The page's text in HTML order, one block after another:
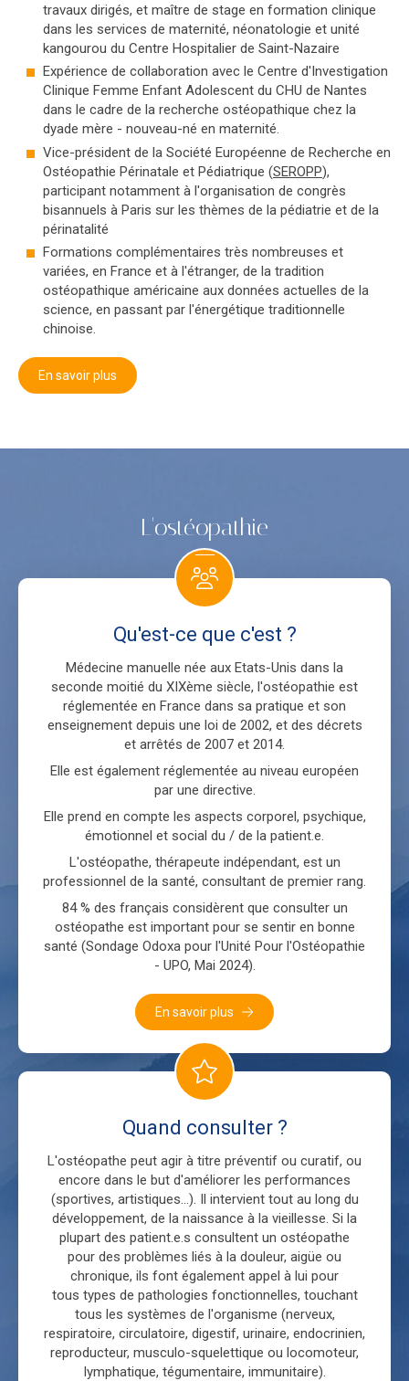
travaux dirigés, et maître de stage en formation clinique
dans les services de maternité, néonatologie et unité
kangourou du Centre Hospitalier de Saint-Nazaire
Expérience de collaboration avec le Centre d'Investigation
Clinique Femme Enfant Adolescent du CHU de Nantes
dans le cadre de la recherche ostéopathique chez la
dyade mère - nouveau-né en maternité.
Vice-président de la Société Européenne de Recherche en
Ostéopathie Périnatale et Pédiatrique (SEROPP),
participant notamment à l'organisation de congrès
bisannuels à Paris sur les thèmes de la pédiatrie et de la
périnatalité
Formations complémentaires très nombreuses et
variées, en France et à l'étranger, de la tradition
ostéopathique américaine aux données actuelles de la
science, en passant par l'énergétique traditionnelle
chinoise.
En savoir plus
L'ostéopathie
Qu'est-ce que c'est ?
Médecine manuelle née aux Etats-Unis dans la
seconde moitié du XIXème siècle, l'ostéopathie est
réglementée en France dans sa pratique et son
enseignement depuis une loi de 2002, et des décrets
et arrêtés de 2007 et 2014.
Elle est également réglementée au niveau européen
par une directive.
Elle prend en compte les aspects corporel, psychique,
émotionnel et social du / de la patient.e.
L'ostéopathe, thérapeute indépendant, est un
professionnel de la santé, consultant de premier rang.
84 % des français considèrent que consulter un
ostéopathe est important pour se sentir en bonne
santé (Sondage Odoxa pour l'Unité Pour l'Ostéopathie
- UPO, Mai 2024).
En savoir plus
Quand consulter ?
L'ostéopathe peut agir à titre préventif ou curatif, ou
encore dans le but d'améliorer les performances
(sportives, artistiques...). Il intervient tout au long du
développement, de la naissance à la vieillesse. Si la
plupart des patient.e.s consultent un ostéopathe
pour des problèmes liés à la douleur, aigüe ou
chronique, ils font également appel à lui pour
tous types de pathologies fonctionnelles, touchant
tous les systèmes de l'organisme (nerveux,
respiratoire, circulatoire, digestif, urinaire, endocrinien,
reproducteur, musculo-squelettique ou locomoteur,
lymphatique, tégumentaire, immunitaire).